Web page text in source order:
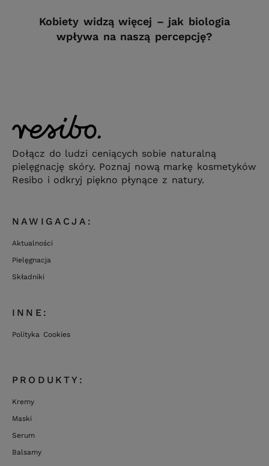
Kobiety widzą więcej – jak biologia
wpływa na naszą percepcję?
Dołącz do ludzi ceniących sobie naturalną
pielęgnację skóry. Poznaj nową markę kosmetyków
Resibo i odkryj piękno płynące z natury.
NAWIGACJA:
Aktualności
Pielęgnacja
Składniki
INNE:
Polityka Cookies
PRODUKTY:
Kremy
Maski
Serum
Balsamy